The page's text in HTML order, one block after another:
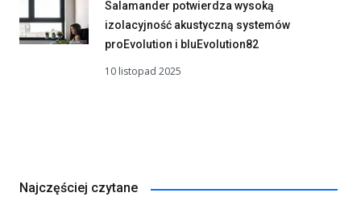
Salamander potwierdza wysoką
izolacyjność akustyczną systemów
proEvolution i bluEvolution82
10 listopad 2025
Najczęściej czytane